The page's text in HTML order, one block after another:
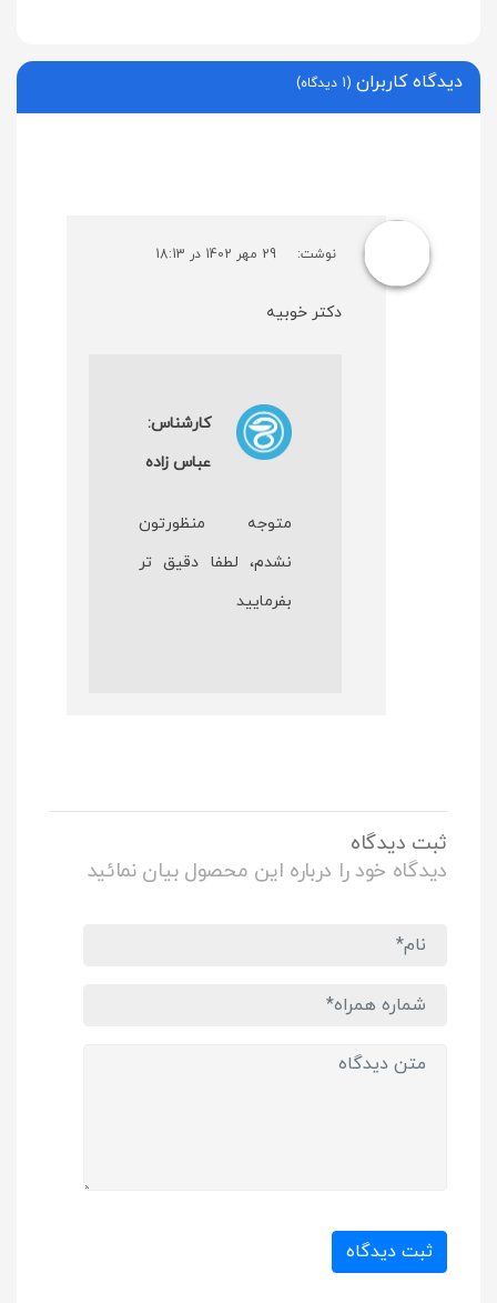
دیدگاه کاربران (1 دیدگاه)
نوشت: 29 مهر 1402 در 18:13
دکتر خوبیه
کارشناس:
عباس زاده
متوجه منظورتون
نشدم، لطفا دقیق تر
بفرمایید
ثبت دیدگاه
دیدگاه خود را درباره این محصول بیان نمائید
ثبت دیدگاه